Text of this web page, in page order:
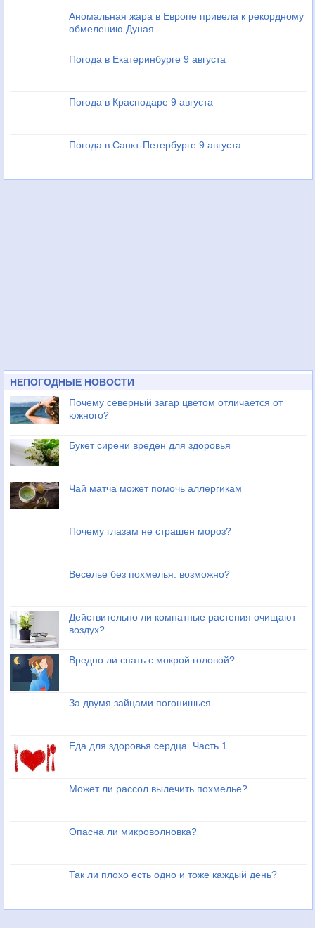
Аномальная жара в Европе привела к рекордному
обмелению Дуная
Погода в Екатеринбурге 9 августа
Погода в Краснодаре 9 августа
Погода в Санкт-Петербурге 9 августа
НЕПОГОДНЫЕ НОВОСТИ
Почему северный загар цветом отличается от
южного?
Букет сирени вреден для здоровья
Чай матча может помочь аллергикам
Почему глазам не страшен мороз?
Веселье без похмелья: возможно?
Действительно ли комнатные растения очищают
воздух?
Вредно ли спать с мокрой головой?
За двумя зайцами погонишься...
Еда для здоровья сердца. Часть 1
Может ли рассол вылечить похмелье?
Опасна ли микроволновка?
Так ли плохо есть одно и тоже каждый день?